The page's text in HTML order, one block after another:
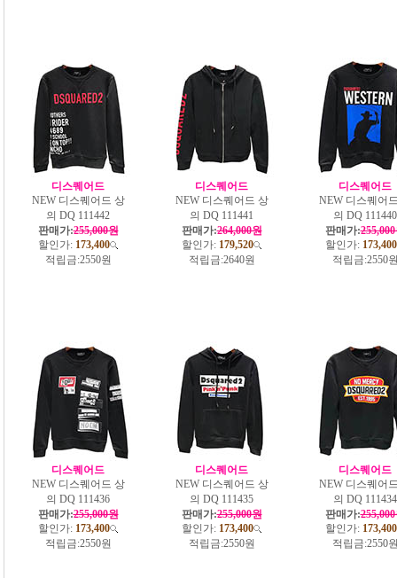
디스퀘어드
NEW 디스퀘어드 상
의 DQ 111442
판매가:255,000원
할인가: 173,400
적립금:2550원
디스퀘어드
NEW 디스퀘어드 상
의 DQ 111441
판매가:264,000원
할인가: 179,520
적립금:2640원
디스퀘어드
NEW 디스퀘어
의 DQ 111440
판매가:
할인가: 173,400
적립금:2550
디스퀘어드
NEW 디스퀘어드 상
의 DQ 111436
판매가:255,000원
할인가: 173,400
적립금:2550원
디스퀘어드
NEW 디스퀘어드 상
의 DQ 111435
판매가:255,000원
할인가: 173,400
적립금:2550원
디스퀘어드
NEW 디스퀘어
의 DQ 111434
판매가:
할인가: 173,400
적립금:2550